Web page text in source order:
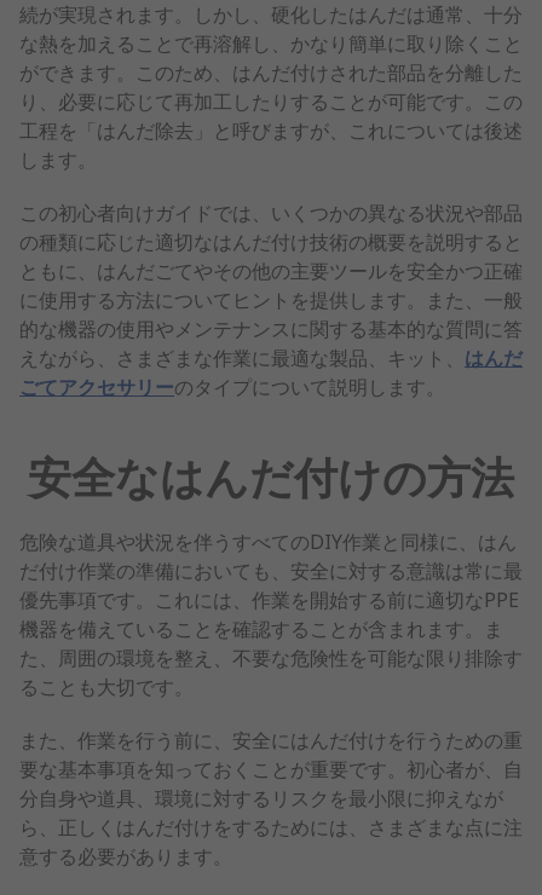
続が実現されます。しかし、硬化したはんだは通常、十分
な熱を加えることで再溶解し、かなり簡単に取り除くこと
ができます。このため、はんだ付けされた部品を分離した
り、必要に応じて再加工したりすることが可能です。この
工程を「はんだ除去」と呼びますが、これについては後述
します。
この初心者向けガイドでは、いくつかの異なる状況や部品
の種類に応じた適切なはんだ付け技術の概要を説明すると
ともに、はんだごてやその他の主要ツールを安全かつ正確
に使用する方法についてヒントを提供します。また、一般
的な機器の使用やメンテナンスに関する基本的な質問に答
えながら、さまざまな作業に最適な製品、キット、 はんだ
ごてアクセサリーのタイプについて説明します。
安全なはんだ付けの方法
危険な道具や状況を伴うすべてのDIY作業と同様に、はん
だ付け作業の準備においても、安全に対する意識は常に最
優先事項です。これには、作業を開始する前に適切なPPE
機器を備えていることを確認することが含まれます。ま
た、周囲の環境を整え、不要な危険性を可能な限り排除す
ることも大切です。
また、作業を行う前に、安全にはんだ付けを行うための重
要な基本事項を知っておくことが重要です。初心者が、自
分自身や道具、環境に対するリスクを最小限に抑えなが
ら、正しくはんだ付けをするためには、さまざまな点に注
意する必要があります。